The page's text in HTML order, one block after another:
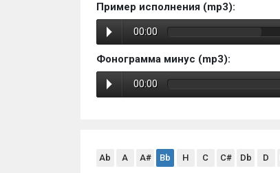
Пример исполнения (mp3):
00:00
Фонограмма минус (mp3):
00:00
Ab A A# Bb H C C# Db D